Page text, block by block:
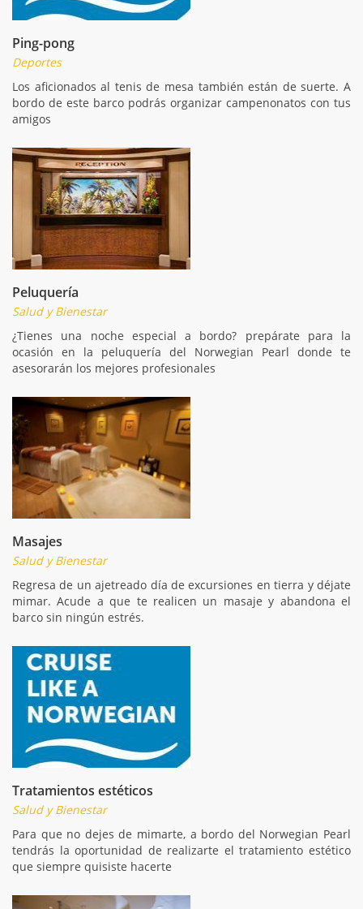
Ping-pong
Deportes
Los aficionados al tenis de mesa también están de suerte. A
bordo de este barco podrás organizar campenonatos con tus
amigos
Peluquería
Salud y Bienestar
¿Tienes una noche especial a bordo? prepárate para la
ocasión en la peluquería del Norwegian Pearl donde te
asesorarán los mejores profesionales
Masajes
Salud y Bienestar
Regresa de un ajetreado día de excursiones en tierra y déjate
mimar. Acude a que te realicen un masaje y abandona el
barco sin ningún estrés.
Tratamientos estéticos
Salud y Bienestar
Para que no dejes de mimarte, a bordo del Norwegian Pearl
tendrás la oportunidad de realizarte el tratamiento estético
que siempre quisiste hacerte